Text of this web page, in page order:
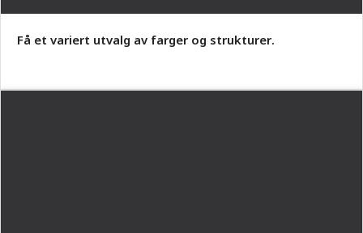
Få et variert utvalg av farger og strukturer.